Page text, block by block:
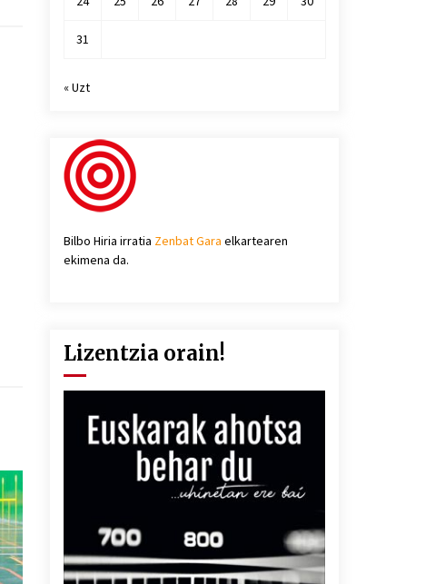
31
« Uzt
Bilbo Hiria irratia Zenbat Gara elkartearen
ekimena da.
Lizentzia orain!